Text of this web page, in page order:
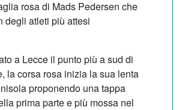
rosa di Mads Pedersen che
degli atleti più attesi
a Lecce il punto più a sud di
la corsa rosa inizia la sua lenta
proponendo una tappa
prima parte e più mossa nel